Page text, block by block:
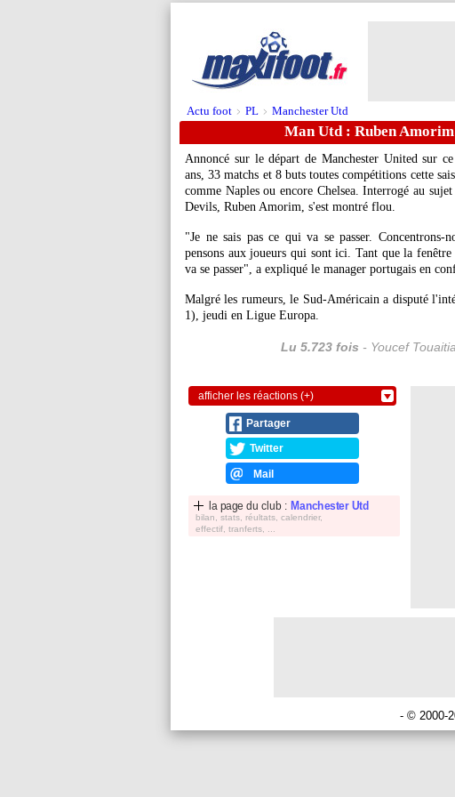
Actu foot > PL > Manchester Utd
Man Utd : Ruben
Annoncé sur le départ de Manchester United sur
ans, 33 matchs et 8 buts toutes compétitions cette
comme Naples ou encore Chelsea. Interrogé au
Devils, Ruben Amorim, s'est montré flou.
"Je ne sais pas ce qui va se passer. Concentrons-
pensons aux joueurs qui sont ici. Tant que la fenêtre
va se passer", a expliqué le manager portugais en
Malgré les rumeurs, le Sud-Américain a disputé
1), jeudi en Ligue Europa.
Lu 5.723 fois - Youcef
afficher les réactions (+)
Partager
Twitter
Mail
la page du club : Manchester Utd
bilan, stats, réultats, calendrier,
effectif, tranferts, ...
- © 2000-